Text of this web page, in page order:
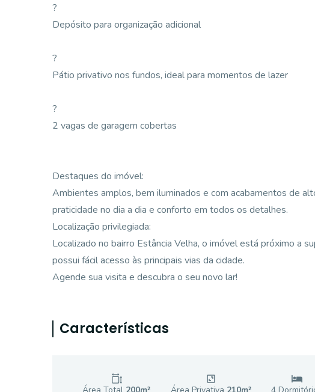
?
Depósito para organização adicional
?
Pátio privativo nos fundos, ideal para momentos de lazer
?
2 vagas de garagem cobertas
Destaques do imóvel:
Ambientes amplos, bem iluminados e com acabamentos de
praticidade no dia a dia e conforto em todos os detalhes.
Localização privilegiada:
Localizado no bairro Estância Velha, o imóvel está próximo a
possui fácil acesso às principais vias da cidade.
Agende sua visita e descubra o seu novo lar!
Características